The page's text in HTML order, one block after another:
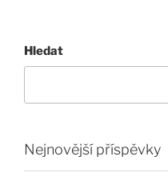
Hledat
Nejnovější příspěvky